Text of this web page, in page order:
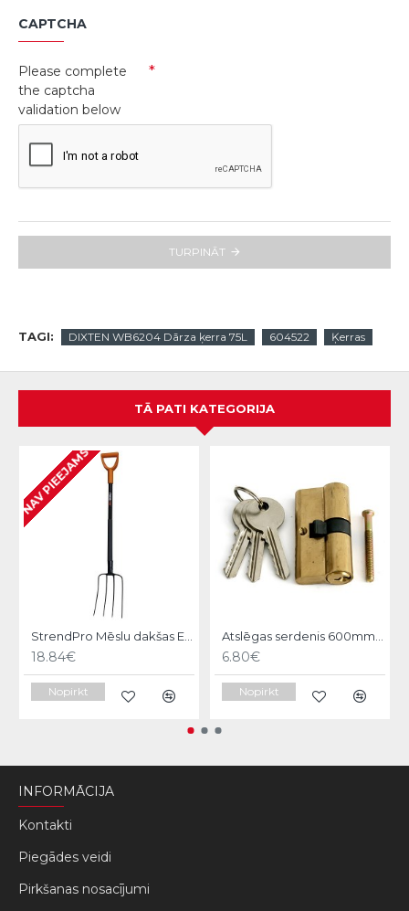
CAPTCHA
Please complete
the captcha
validation below
TURPINĀT
TAGI: DIXTEN WB6204 Dārza ķerra 75L 604522 Ķerras
TĀ PATI KATEGORIJA
NAV PIEEJAMS
StrendPro Mēslu dakšas ErgoLine1200
18.84€
Nopirkt
Atslēgas serdenis 600mm Strend pro
6.80€
Nopirkt
INFORMĀCIJA
Kontakti
Piegādes veidi
Pirkšanas nosacījumi